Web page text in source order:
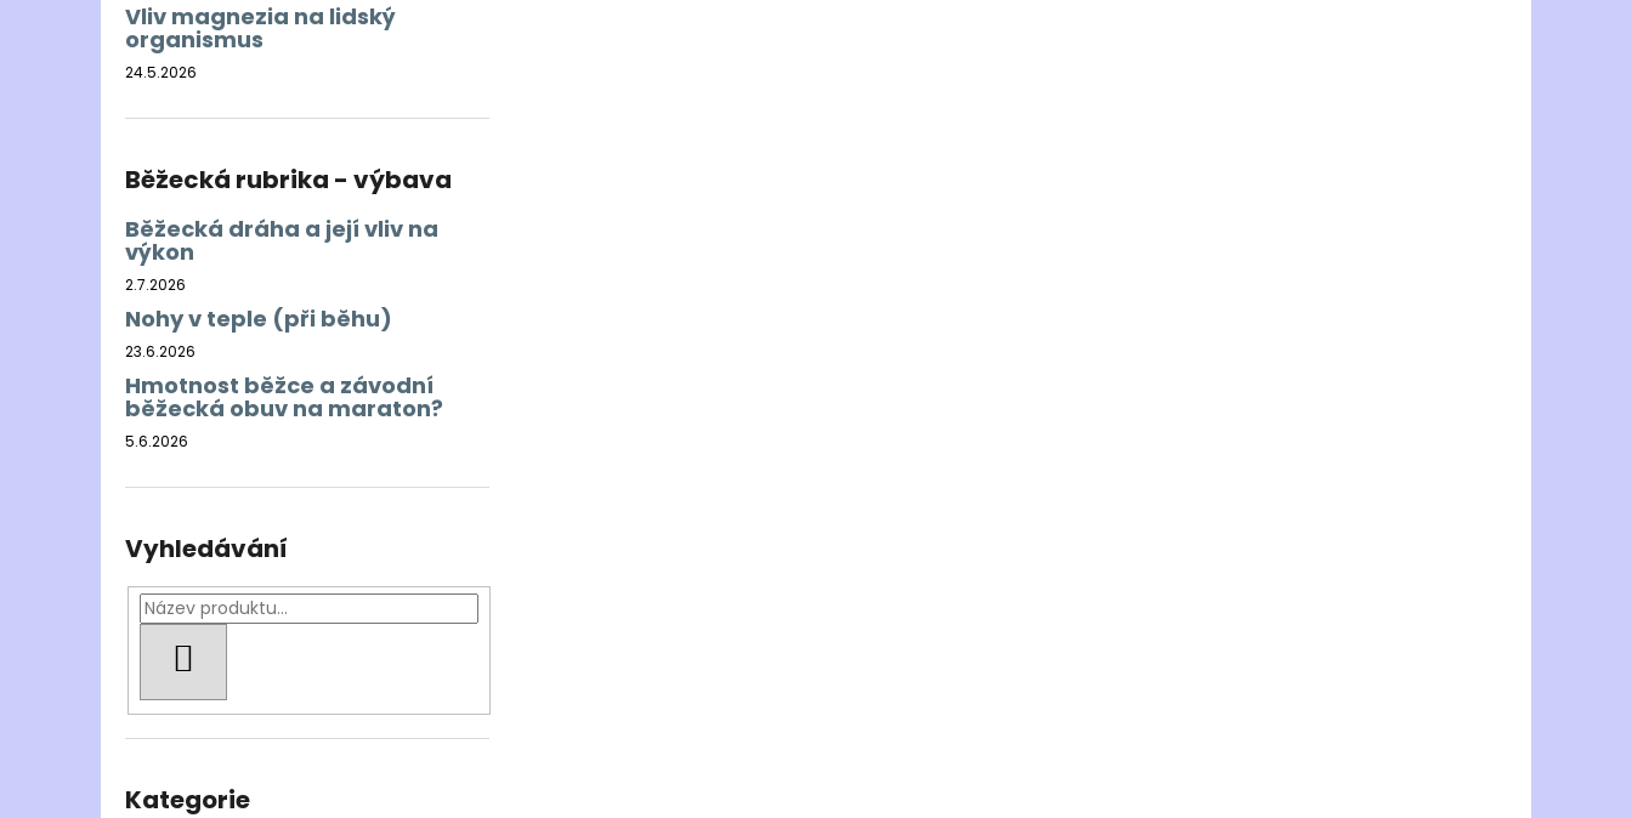
Vliv magnezia na lidský
organismus
24.5.2026
Běžecká rubrika - výbava
Běžecká dráha a její vliv na
výkon
2.7.2026
Nohy v teple (při běhu)
23.6.2026
Hmotnost běžce a závodní
běžecká obuv na maraton?
5.6.2026
Vyhledávání
kategorie
Kategorie